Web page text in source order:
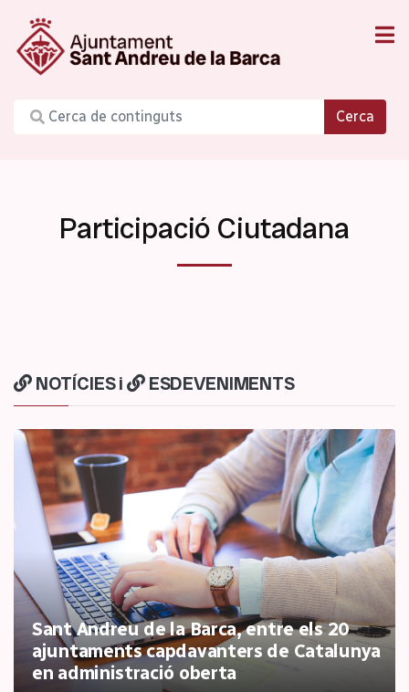
Cerca
Participació Ciutadana
NOTÍCIESi ESDEVENIMENTS
Sant Andreu de la Barca, entre els 20
ajuntaments capdavanters de Catalunya
en administració oberta